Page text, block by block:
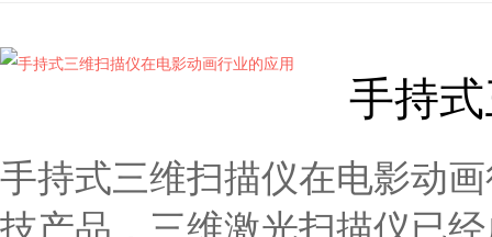
手持
手持式三维扫描仪在电影动
技产品，三维激光扫描仪已